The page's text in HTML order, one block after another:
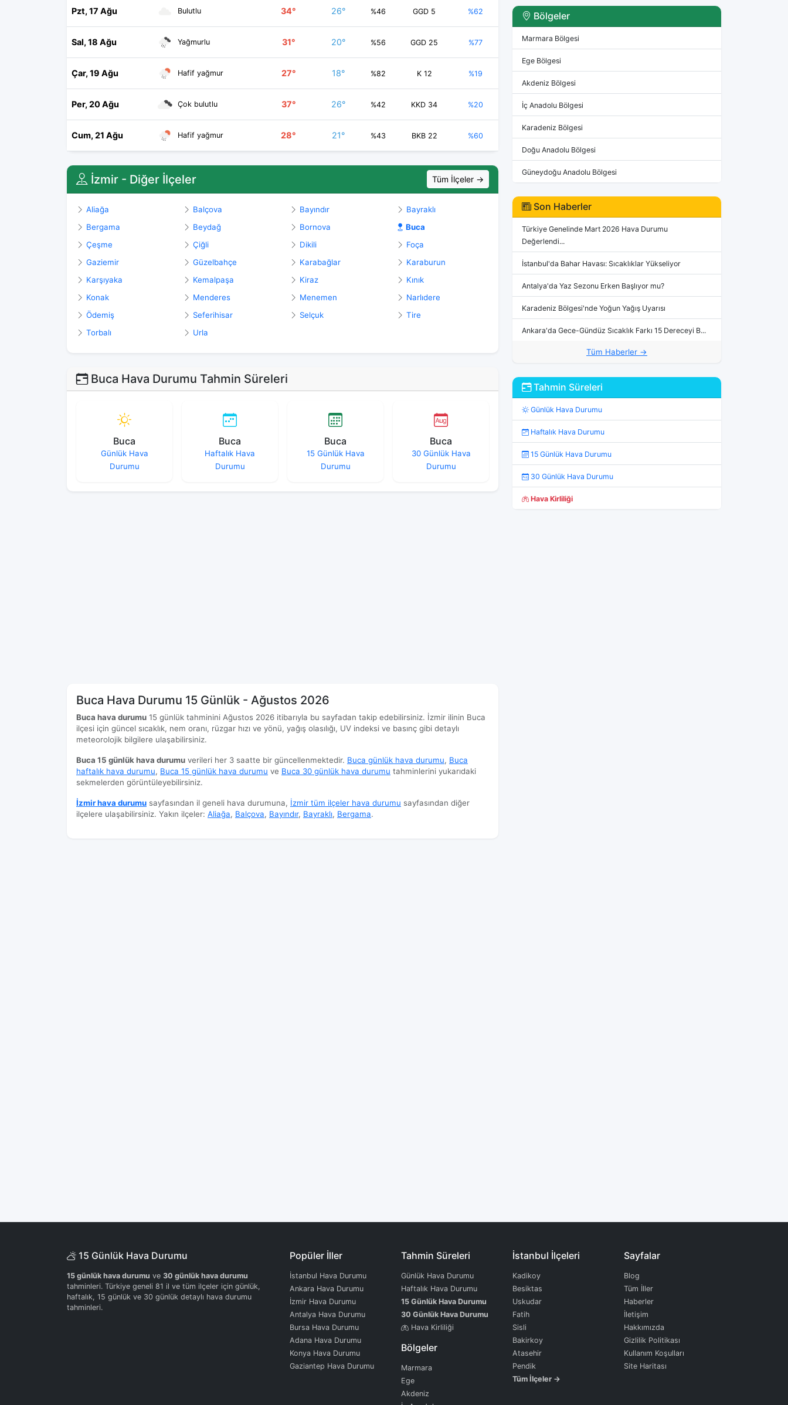
Pzt, 17 Ağu Bulutlu 34° 26° %46 GGD 5 %62
Sal, 18 Ağu Yağmurlu 31° 20° %56 GGD 25 %77
Çar, 19 Ağu Hafif yağmur 27° 18° %82 K 12 %19
Per, 20 Ağu Çok bulutlu 37° 26° %42 KKD 34 %20
Cum, 21 Ağu Hafif yağmur 28° 21° %43 BKB 22 %60
İzmir - Diğer İlçeler Tüm İlçeler →
Aliağa Balçova Bayındır
Bayraklı
Bergama
Beydağ Bornova
Buca
Çeşme
Çiğli Dikili
Foça
Gaziemir
Güzelbahçe Karabağlar
Karaburun
Karşıyaka
Kemalpaşa Kiraz
Kınık
Konak
Menderes Menemen
Narlıdere
Ödemiş
Seferihisar Selçuk
Tire
Torbalı
Urla
Buca Hava Durumu Tahmin Süreleri
Buca
Günlük Hava
Durumu
Buca
Haftalık Hava
Durumu
Buca
15 Günlük Hava
Durumu
Buca
30 Günlük Hava
Durumu
Buca Hava Durumu 15 Günlük - Ağustos 2026
Buca hava durumu 15 günlük tahminini Ağustos 2026 itibarıyla bu sayfadan takip edebilirsiniz. İzmir ilinin Buca
ilçesi için güncel sıcaklık, nem oranı, rüzgar hızı ve yönü, yağış olasılığı, UV indeksi ve basınç gibi detaylı
meteorolojik bilgilere ulaşabilirsiniz.
Buca 15 günlük hava durumu verileri her 3 saatte bir güncellenmektedir. Buca günlük hava durumu, Buca
haftalık hava durumu, Buca 15 günlük hava durumu ve Buca 30 günlük hava durumu tahminlerini yukarıdaki
sekmelerden görüntüleyebilirsiniz.
İzmir hava durumu sayfasından il geneli hava durumuna, İzmir tüm ilçeler hava durumu sayfasından diğer
ilçelere ulaşabilirsiniz. Yakın ilçeler: Aliağa, Balçova, Bayındır, Bayraklı, Bergama.
Bölgeler
Marmara Bölgesi
Ege Bölgesi
Akdeniz Bölgesi
İç Anadolu Bölgesi
Karadeniz Bölgesi
Doğu Anadolu Bölgesi
Güneydoğu Anadolu Bölgesi
Son Haberler
Türkiye Genelinde Mart 2026 Hava Durumu
Değerlendi...
İstanbul'da Bahar Havası: Sıcaklıklar Yükseliyor
Antalya'da Yaz Sezonu Erken Başlıyor mu?
Karadeniz Bölgesi'nde Yoğun Yağış Uyarısı
Ankara'da Gece-Gündüz Sıcaklık Farkı 15 Dereceyi B...
Tüm Haberler →
Tahmin Süreleri
Günlük Hava Durumu
Haftalık Hava Durumu
15 Günlük Hava Durumu
30 Günlük Hava Durumu
Hava Kirliliği
15 Günlük Hava Durumu
15 günlük hava durumu ve 30 günlük hava durumu
tahminleri. Türkiye geneli 81 il ve tüm ilçeler için günlük,
haftalık, 15 günlük ve 30 günlük detaylı hava durumu
tahminleri.
Popüler İller
İstanbul Hava Durumu
Ankara Hava Durumu
İzmir Hava Durumu
Antalya Hava Durumu
Bursa Hava Durumu
Adana Hava Durumu
Konya Hava Durumu
Gaziantep Hava Durumu
Tahmin Süreleri
Günlük Hava Durumu
Haftalık Hava Durumu
15 Günlük Hava Durumu
30 Günlük Hava Durumu
Hava Kirliliği
Bölgeler
Marmara
Ege
Akdeniz
İstanbul İlçeleri
Kadikoy
Besiktas
Uskudar
Fatih
Sisli
Bakirkoy
Atasehir
Pendik
Tüm İlçeler →
Sayfalar
Blog
Tüm İller
Haberler
İletişim
Hakkımızda
Gizlilik Politikası
Kullanım Koşulları
Site Haritası